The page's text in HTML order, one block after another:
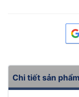
Chi tiết sản phẩm